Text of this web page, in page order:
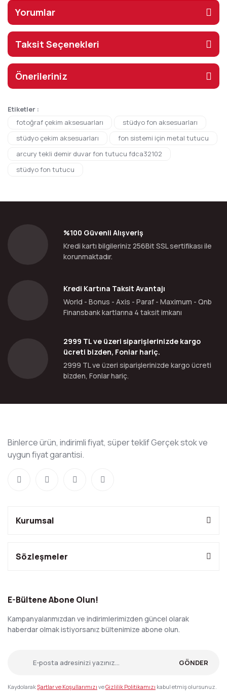
Yorumlar
Taksit Seçenekleri
Önerileriniz
Etiketler :
fotoğraf çekim aksesuarları
stüdyo fon aksesuarları
stüdyo çekim aksesuarları
fon sistemi için metal tutucu
arcury tekli demir duvar fon tutucu fdca32102
stüdyo fon tutucu
%100 Güvenli Alışveriş
Kredi kartı bilgileriniz 256Bit SSL sertifikası ile
korunmaktadır.
Kredi Kartına Taksit Avantajı
World - Bonus - Axis - Paraf - Maximum - Qnb
Finansbank kartlarına 4 taksit imkanı
2999 TL ve üzeri siparişlerinizde kargo
ücreti bizden, Fonlar hariç.
2999 TL ve üzeri siparişlerinizde kargo ücreti
bizden, Fonlar hariç.
Binlerce ürün, indirimli fiyat, süper teklif Gerçek stok ve
uygun fiyat garantisi.
Kurumsal
Sözleşmeler
E-Bültene Abone Olun!
Kampanyalarımızdan ve indirimlerimizden güncel olarak
haberdar olmak istiyorsanız bültenimize abone olun.
GÖNDER
KaydolarakŞartlar ve Koşullarımızı veGizlilik Politikamızı kabul etmiş olursunuz.